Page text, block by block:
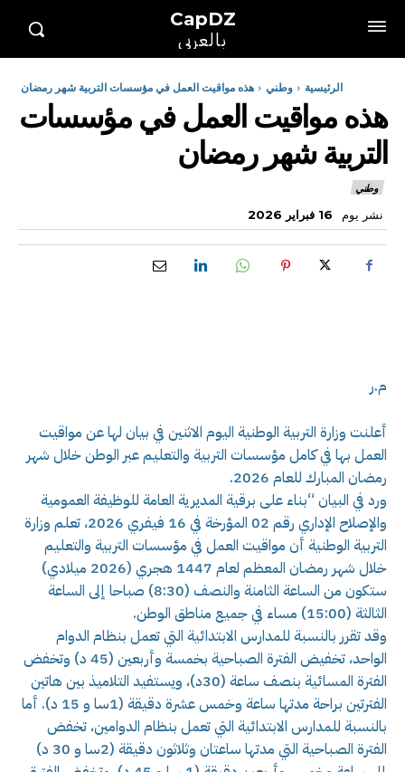
CapDZ
بالعربي
الرئيسية وطني هذه مواقيت العمل في مؤسسات التربية شهر رمضان
هذه مواقيت العمل في مؤسسات
التربية شهر رمضان
وطني
نشر يوم 16 فبراير 2026
م.ر
أعلنت وزارة التربية الوطنية اليوم الاثنين في بيان لها عن مواقيت
العمل بها في كامل مؤسسات التربية والتعليم عبر الوطن خلال شهر
رمضان المبارك للعام 2026.
ورد في البيان “بناء على برقية المديرية العامة للوظيفة العمومية
والإصلاح الإداري رقم 02 المؤرخة في 16 فيفري 2026، تعلم وزارة
التربية الوطنية أن مواقيت العمل في مؤسسات التربية والتعليم
خلال شهر رمضان المعظم لعام 1447 هجري (2026 ميلادي)
ستكون من الساعة الثامنة والنصف (8:30) صباحا إلى الساعة
الثالثة (15:00) مساء في جميع مناطق الوطن.
وقد تقرر بالنسبة للمدارس الابتدائية التي تعمل بنظام الدوام
الواحد، تخفيض الفترة الصباحية بخمسة وأربعين (45 د) وتخفض
الفترة المسائية بنصف ساعة (30د)، ويستفيد التلاميذ بين هاتين
الفترتين براحة مدتها ساعة وخمس عشرة دقيقة (1سا و 15 د). أما
بالنسبة للمدارس الابتدائية التي تعمل بنظام الدوامين، تخفض
الفترة الصباحية التي مدتها ساعتان وثلاثون دقيقة (2سا و 30 د)